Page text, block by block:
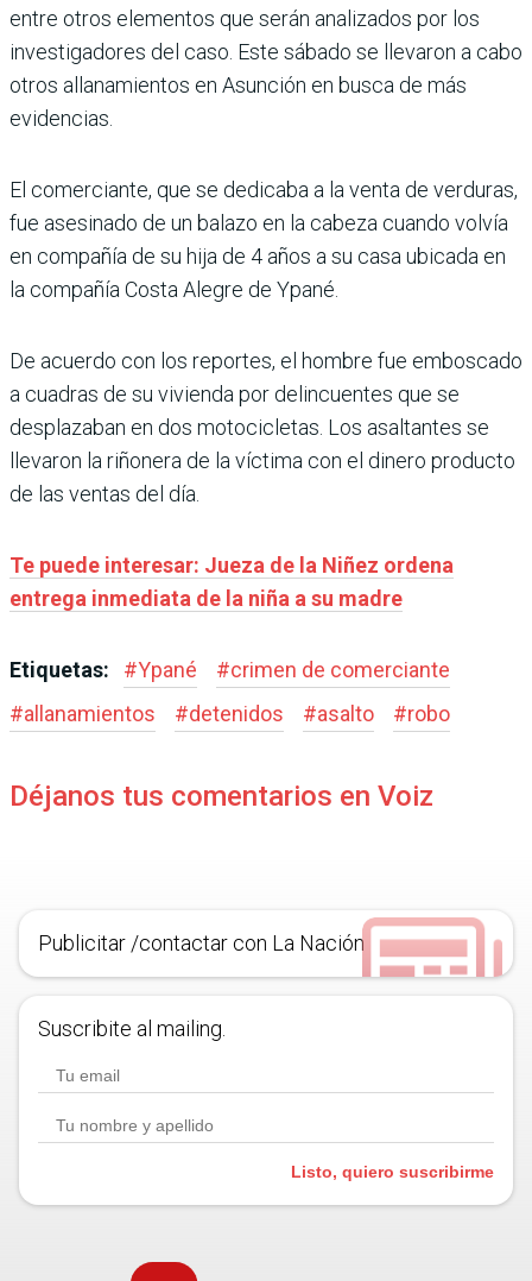
entre otros elementos que serán analizados por los
investigadores del caso. Este sábado se llevaron a cabo
otros allanamientos en Asunción en busca de más
evidencias.
El comerciante, que se dedicaba a la venta de verduras,
fue asesinado de un balazo en la cabeza cuando volvía
en compañía de su hija de 4 años a su casa ubicada en
la compañía Costa Alegre de Ypané.
De acuerdo con los reportes, el hombre fue emboscado
a cuadras de su vivienda por delincuentes que se
desplazaban en dos motocicletas. Los asaltantes se
llevaron la riñonera de la víctima con el dinero producto
de las ventas del día.
Te puede interesar: Jueza de la Niñez ordena
entrega inmediata de la niña a su madre
Etiquetas: #Ypané #crimen de comerciante
#allanamientos #detenidos #asalto #robo
Déjanos tus comentarios en Voiz
Publicitar /contactar con La Nación
Suscribite al mailing.
Listo, quiero suscribirme